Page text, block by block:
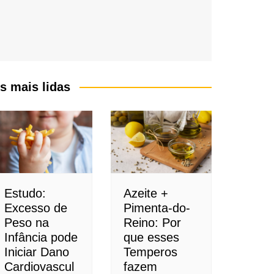
mais lidas
Estudo:
Excesso de
Peso na
Infância pode
Iniciar Dano
Cardiovascul
Azeite +
Pimenta-do-
Reino: Por
que esses
Temperos
fazem